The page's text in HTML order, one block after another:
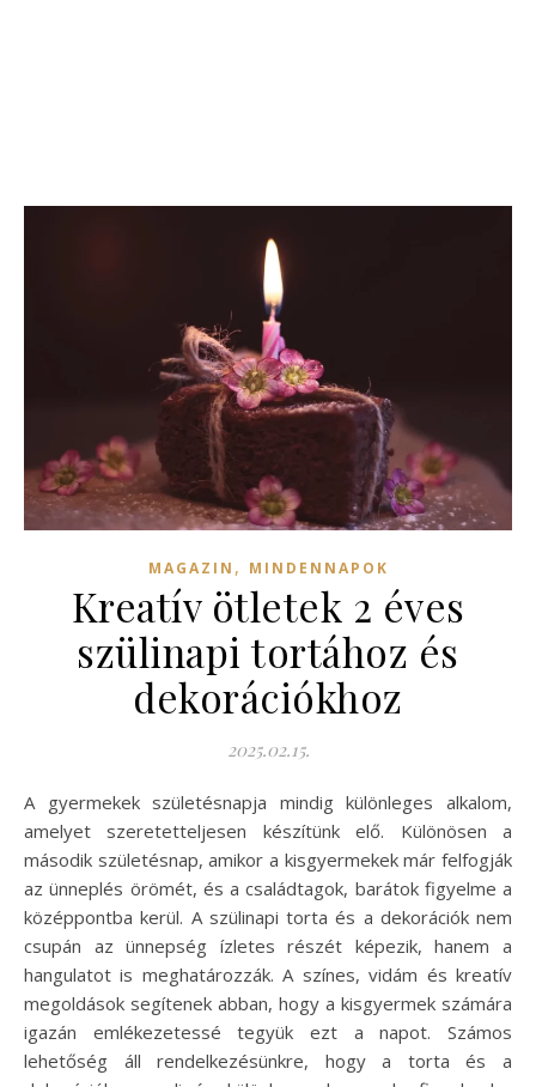
MAGAZIN , MINDENNAPOK
Kreatív ötletek 2 éves
szülinapi tortához és
dekorációkhoz
2025.02.15.
A gyermekek születésnapja mindig különleges alkalom,
amelyet szeretetteljesen készítünk elő. Különösen a
második születésnap, amikor a kisgyermekek már felfogják
az ünneplés örömét, és a családtagok, barátok figyelme a
középpontba kerül. A szülinapi torta és a dekorációk nem
csupán az ünnepség ízletes részét képezik, hanem a
hangulatot is meghatározzák. A színes, vidám és kreatív
megoldások segítenek abban, hogy a kisgyermek számára
igazán emlékezetessé tegyük ezt a napot. Számos
lehetőség áll rendelkezésünkre, hogy a torta és a